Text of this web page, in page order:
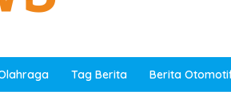
Tag Berita Berita